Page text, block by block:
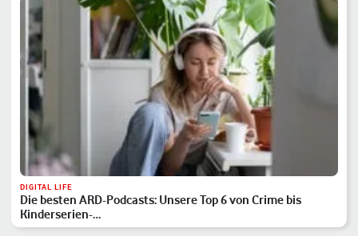
DIGITAL LIFE
Die besten ARD-Podcasts: Unsere Top 6 von Crime bis
Kinderserien-…